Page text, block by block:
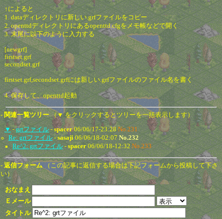
↑によると
1. dataディレクトリに新しい.grfファイルをコピー
2. openttdディレクトリにあるopenttd.cfgをメモ帳などで開く
3. 末尾に以下のように入力する
[newgrf]
firstset.grf
secondset.grf
firstset.grf,secondset.grfには新しい.grfファイルのファイル名を書く
4. 保存して、openttd起動
- 関連一覧ツリー（▼ をクリックするとツリーを一括表示します）
▼ -grtファイル-spacer06/06/17-23:28No.231
Re: grtファイル-sasaji06/06/18-02:07 No.232
Re^2: grtファイル -spacer06/06/18-12:32No.233
- 返信フォーム （この記事に返信する場合は下記フォームから投稿して下さ
い）
おなまえ
Ｅメール
タイトル